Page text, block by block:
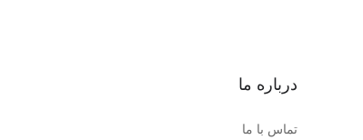
درباره ما
تماس با ما